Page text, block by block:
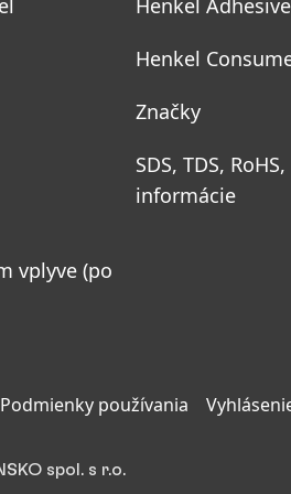
vplyve (po
Henkel
Henkel
Značky
SDS, TDS,
informácie
Podmienky používania
spol. s r.o.